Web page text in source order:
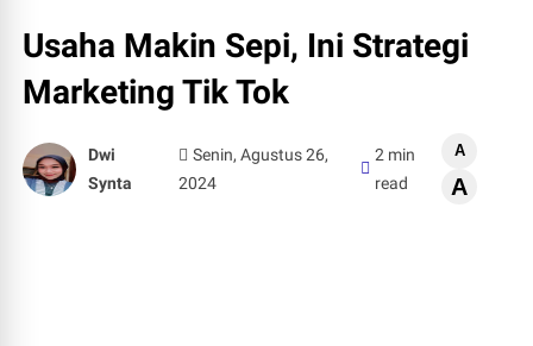
Usaha Makin Sepi, Ini Strategi
Marketing Tik Tok
Dwi
Synta
Senin, Agustus 26,
2024
2 min
read
A
A